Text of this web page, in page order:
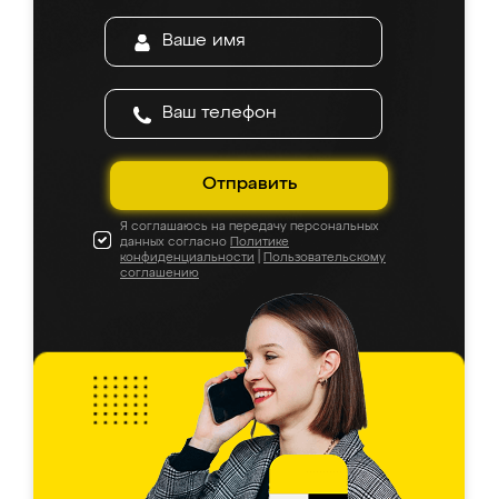
Отправить
Я соглашаюсь на передачу персональных
данных согласно Политике
конфиденциальности
Пользовательскому
соглашению